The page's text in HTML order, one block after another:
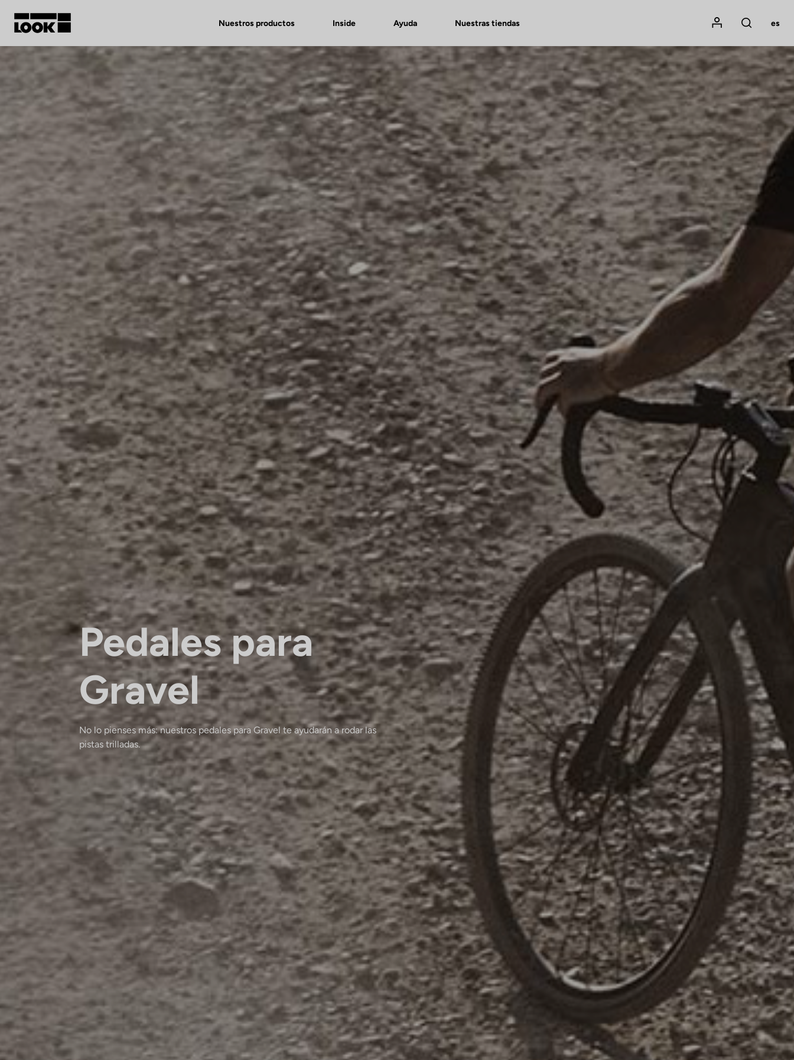
Nuestros productos Inside Ayuda Nuestras tiendas
Mi cuenta
Nuestras tiendas
FR
Ok
Mon compte
Rechercher
es
Pedales para
Gravel
No lo pienses más: nuestros pedales para Gravel te ayudarán a rodar las
pistas trilladas.